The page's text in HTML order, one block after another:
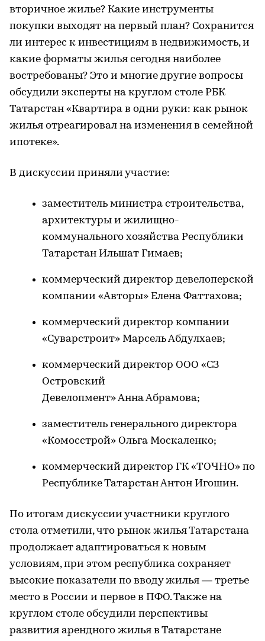
вторичное жилье? Какие инструменты
покупки выходят на первый план? Сохранится
ли интерес к инвестициям в недвижимость, и
какие форматы жилья сегодня наиболее
востребованы? Это и многие другие вопросы
обсудили эксперты на круглом столе РБК
Татарстан «Квартира в одни руки: как рынок
жилья отреагировал на изменения в семейной
ипотеке».
В дискуссии приняли участие:
заместитель министра строительства,
архитектуры и жилищно-
коммунального хозяйства Республики
Татарстан Ильшат Гимаев;
коммерческий директор девелоперской
компании «Авторы» Елена Фаттахова;
коммерческий директор компании
«Суварстроит» Марсель Абдулхаев;
коммерческий директор ООО «СЗ
Островский
Девелопмент» Анна Абрамова;
заместитель генерального директора
«Комосстрой» Ольга Москаленко;
коммерческий директор ГК «ТОЧНО» по
Республике Татарстан Антон Игошин.
По итогам дискуссии участники круглого
стола отметили, что рынок жилья Татарстана
продолжает адаптироваться к новым
условиям, при этом республика сохраняет
высокие показатели по вводу жилья — третье
место в России и первое в ПФО. Также на
круглом столе обсудили перспективы
развития арендного жилья в Татарстане